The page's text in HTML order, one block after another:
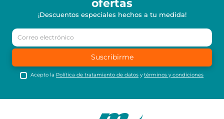
ofertas
¡Descuentos especiales hechos a tu medida!
Suscribirme
Acepto la Política de tratamiento de datos ytérminos y condiciones